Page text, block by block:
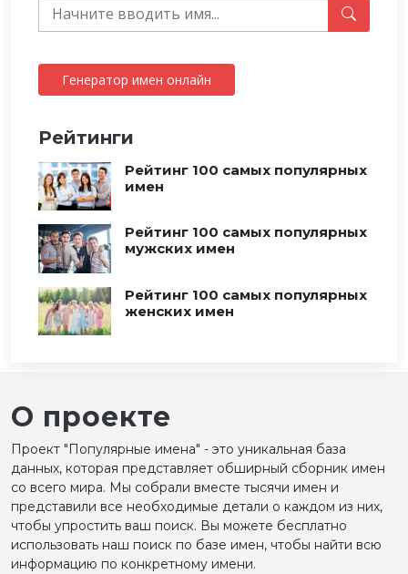
Генератор имен онлайн
Рейтинги
Рейтинг 100 самых популярных
имен
Рейтинг 100 самых популярных
мужских имен
Рейтинг 100 самых популярных
женских имен
О проекте
Проект "Популярные имена" - это уникальная база
данных, которая представляет обширный сборник имен
со всего мира. Мы собрали вместе тысячи имен и
представили все необходимые детали о каждом из них,
чтобы упростить ваш поиск. Вы можете бесплатно
использовать наш поиск по базе имен, чтобы найти всю
информацию по конкретному имени.